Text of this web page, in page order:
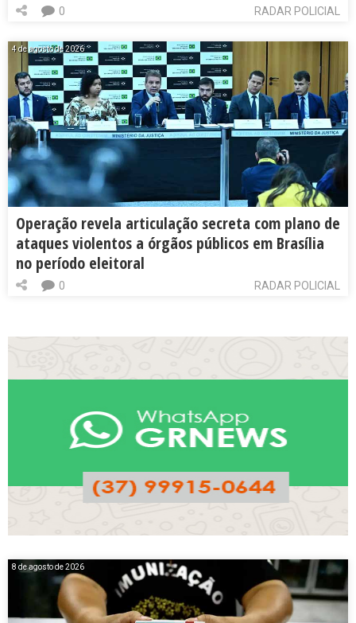
RADAR POLICIAL
0
4 de agosto de 2026
Operação revela articulação secreta com plano de
ataques violentos a órgãos públicos em Brasília
no período eleitoral
RADAR POLICIAL
0
8 de agosto de 2026